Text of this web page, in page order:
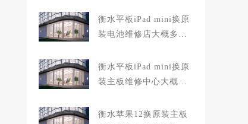
衡水平板iPad mini换原
装电池维修店大概多少
衡水平板iPad mini换原
装主板维修中心大概多
衡水苹果12换原装主板